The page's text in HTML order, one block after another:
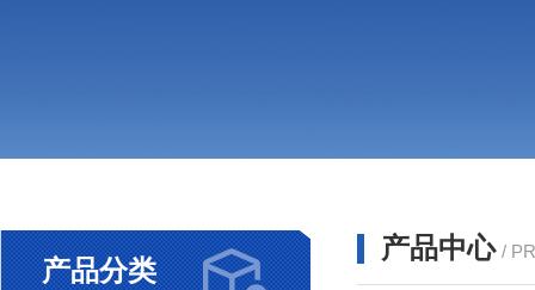
产品中心 /
产品分类